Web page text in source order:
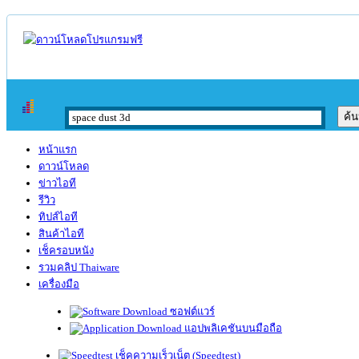
หน้าแรก
ดาวน์โหลด
ข่าวไอที
รีวิว
ทิปส์ไอที
สินค้าไอที
เช็ครอบหนัง
รวมคลิป Thaiware
เครื่องมือ
ซอฟต์แวร์
แอปพลิเคชันบนมือถือ
เช็คความเร็วเน็ต (Speedtest)